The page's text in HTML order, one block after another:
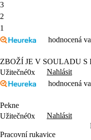
3
2
1
hodnocená
ZBOŽÍ JE V SOULADU
Užitečné0x
Nahlásit
hodnocená
Pekne
Užitečné0x
Nahlásit
Pracovní rukavice